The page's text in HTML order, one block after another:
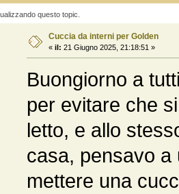
questo topic.
Cuccia da interni per Golden
« il: 21 Giugno 2025, 21:18:51 »
Buongiorno a
per evitare che
letto, e allo
casa, pensavo a
mettere una